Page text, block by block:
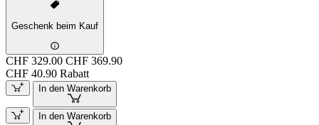
Geschenk beim Kauf
CHF 329.00 CHF 369.90
CHF 40.90 Rabatt
In den Warenkorb
In den Warenkorb